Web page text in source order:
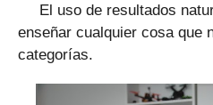
El uso de resultados
enseñar cualquier cosa que
categorías.